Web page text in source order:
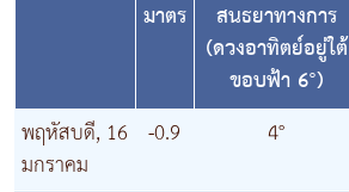
มาตร สนธยาทางการ
(ดวงอาทิตย์อยู่ใต้
ขอบฟ้า 6°)
พฤหัสบดี, 16
มกราคม
-0.9 4°